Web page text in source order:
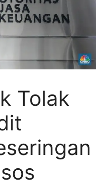
Tolak